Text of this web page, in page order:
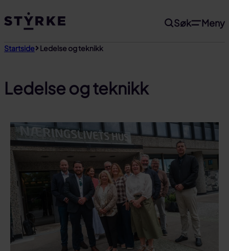
til
Søk Meny
Startside Ledelse og teknikk
Ledelse og teknikk